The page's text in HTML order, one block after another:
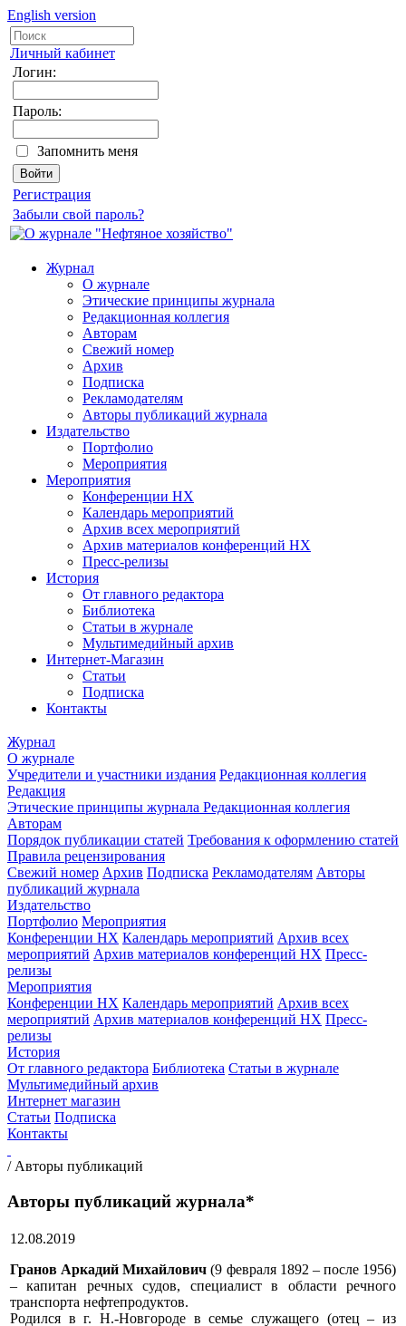
English version
Личный кабинет
Логин:
Пароль:
Запомнить меня
Регистрация
Забыли свой пароль?
Журнал
О журнале
Этические принципы журнала
Редакционная коллегия
Авторам
Свежий номер
Архив
Подписка
Рекламодателям
Авторы публикаций журнала
Издательство
Портфолио
Мероприятия
Мероприятия
Конференции НХ
Календарь мероприятий
Архив всех мероприятий
Архив материалов конференций НХ
Пресс-релизы
История
От главного редактора
Библиотека
Статьи в журнале
Мультимедийный архив
Интернет-Магазин
Статьи
Подписка
Контакты
Журнал
О журнале
Учредители и участники издания Редакционная коллегия
Редакция
Этические принципы журнала Редакционная коллегия
Авторам
Порядок публикации статей Требования к оформлению статей
Правила рецензирования
Свежий номер Архив Подписка Рекламодателям Авторы
публикаций журнала
Издательство
Портфолио Мероприятия
Конференции НХ Календарь мероприятий Архив всех
мероприятий Архив материалов конференций НХ Пресс-
релизы
Мероприятия
Конференции НХ Календарь мероприятий Архив всех
мероприятий Архив материалов конференций НХ Пресс-
релизы
История
От главного редактора Библиотека Статьи в журнале
Мультимедийный архив
Интернет магазин
Статьи Подписка
Контакты
/ Авторы публикаций
Авторы публикаций журнала*
12.08.2019
Гранов Аркадий Михайлович (9 февраля 1892 – после 1956)
– капитан речных судов, специалист в области речного
транспорта нефтепродуктов.
Родился в г. Н.-Новгороде в семье служащего (отец – из